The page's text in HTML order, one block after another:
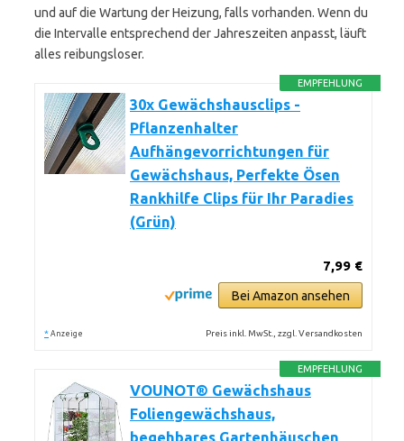
und auf die Wartung der Heizung, falls vorhanden. Wenn du
die Intervalle entsprechend der Jahreszeiten anpasst, läuft
alles reibungsloser.
EMPFEHLUNG
30x Gewächshausclips -
Pflanzenhalter
Aufhängevorrichtungen für
Gewächshaus, Perfekte Ösen
Rankhilfe Clips für Ihr Paradies
(Grün)
7,99 €
Bei Amazon ansehen
* Anzeige Preis inkl. MwSt., zzgl. Versandkosten
EMPFEHLUNG
VOUNOT® Gewächshaus
Foliengewächshaus,
begehbares Gartenhäuschen